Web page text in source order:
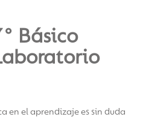
Básico
en el aprendizaje es sin duda